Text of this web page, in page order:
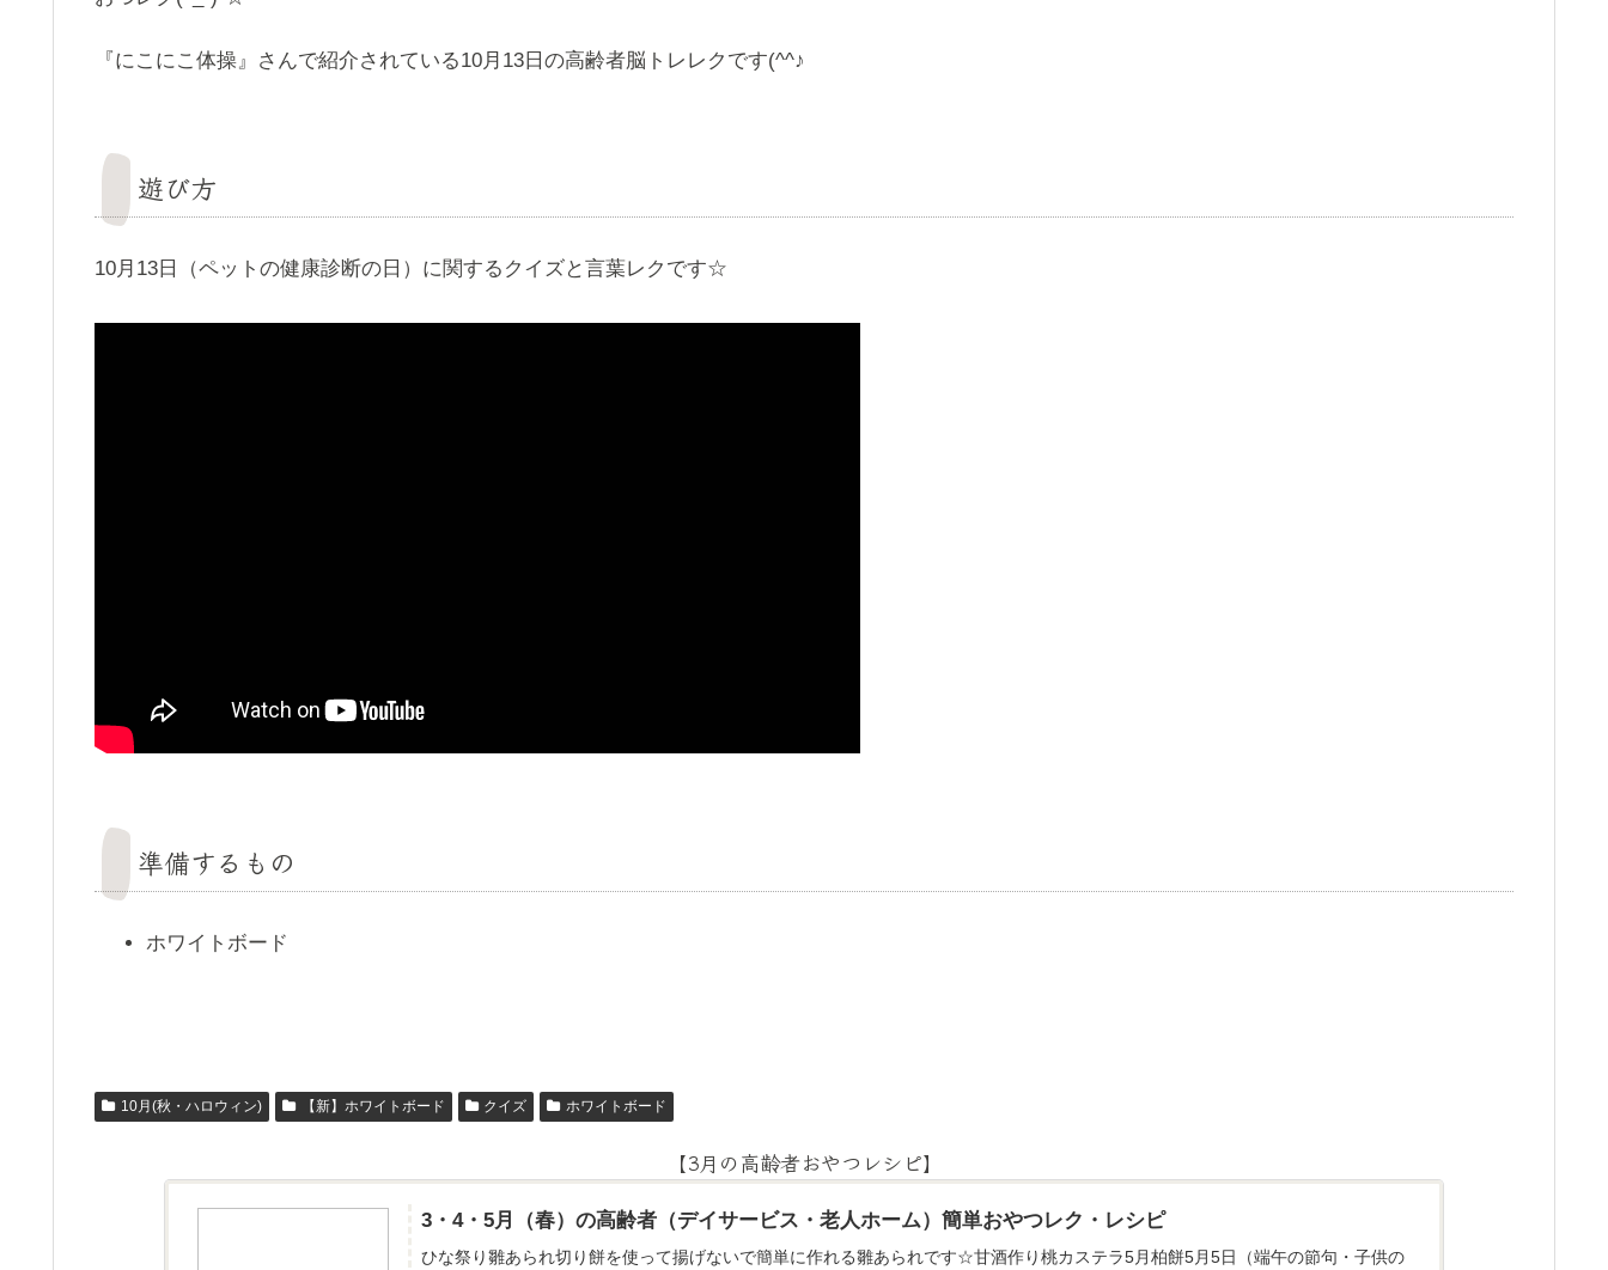
『にこにこ体操』さんで紹介されている10月13日の高齢者脳トレレクです(^^♪
遊び方
10月13日（ペットの健康診断の日）に関するクイズと言葉レクです☆
準備するもの
ホワイトボード
10月(秋・ハロウィン) 【新】ホワイトボード クイズ ホワイトボード
【3月の高齢者おやつレシピ】
3・4・5月（春）の高齢者（デイサービス・老人ホーム）簡単おやつレク・レシピ
ひな祭り雛あられ切り餅を使って揚げないで簡単に作れる雛あられです☆甘酒作り桃カステラ5月柏餅5月5日（端午の節句・子供の